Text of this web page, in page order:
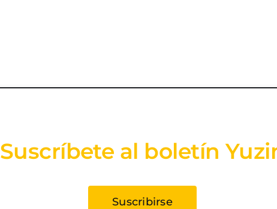
Suscríbete al boletín
Suscribirse